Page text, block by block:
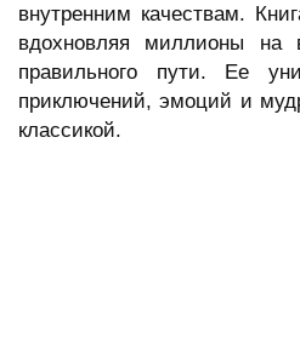
внутренним качествам.
вдохновляя миллионы
правильного пути. Ее
приключений, эмоций и
классикой.